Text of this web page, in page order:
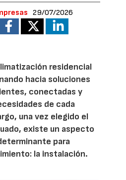
29/07/2026
residencial
hacia soluciones
conectadas y
de cada
una vez elegido el
existe un aspecto
para
la instalación.